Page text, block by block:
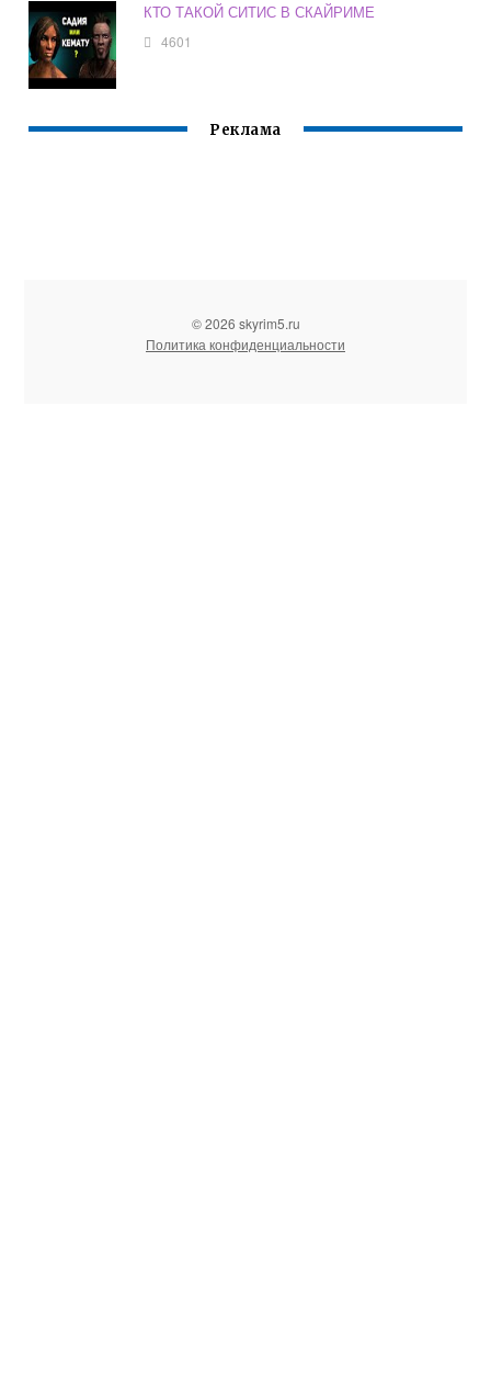
КТО ТАКОЙ СИТИС В СКАЙРИМЕ
4601
Реклама
© 2026 skyrim5.ru
Политика конфиденциальности